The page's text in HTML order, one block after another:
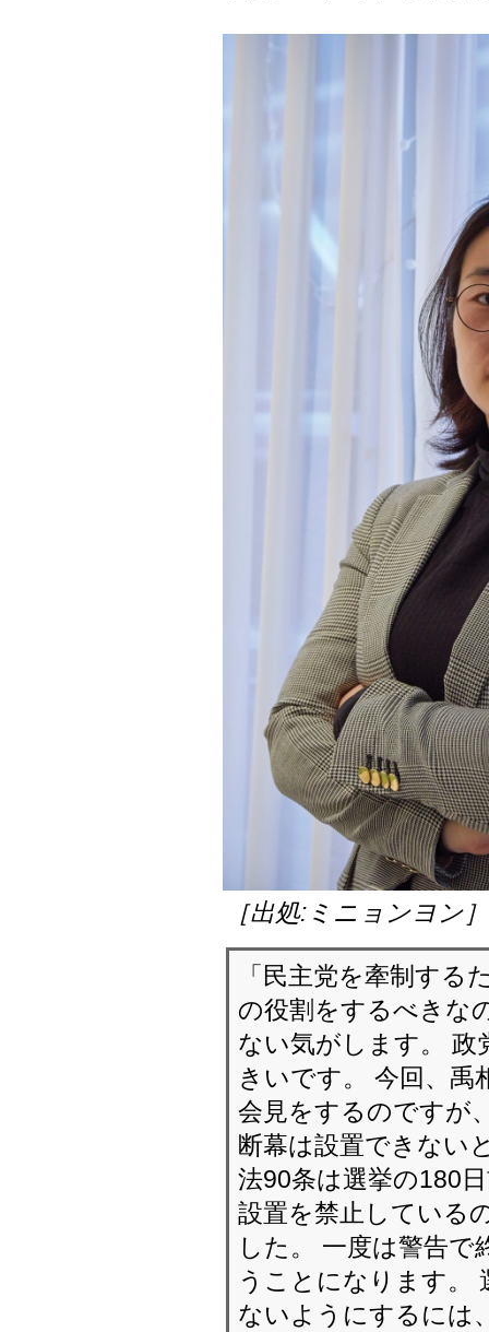
［出処:ミニョンヨン］
「民主党を牽制する
の役割をするべきな
ない気がします。 政
きいです。 今回、禹
会見をするのですが
断幕は設置できない
法90条は選挙の180
設置を禁止している
した。 一度は警告
うことになります。
ないようにするには